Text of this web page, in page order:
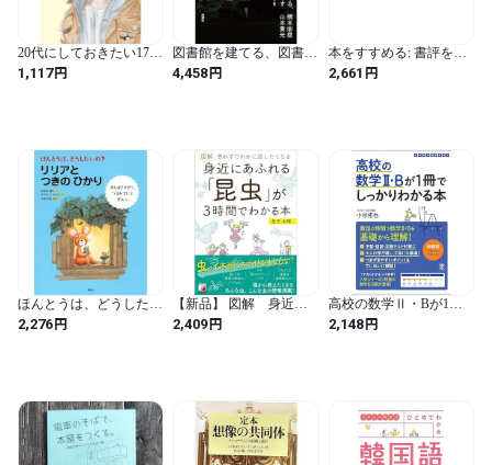
20代にしておきたい17の
こと (だいわ文庫)
1,117円
図書館を建てる、図書館
で暮らす：本のための家
づくり
4,458円
本をすすめる: 書評を書
くための技術
2,661 円
ほんとうは、どうしたい
の? リリアと つきの ひ
かり (講談社の創作絵本)
2,276円
【新品】 図解 身近に
あふれる「昆虫」が3時
間でわかる本
2,409円
高校の数学Ⅱ・Bが1冊
でしっかりわかる本
2,148円